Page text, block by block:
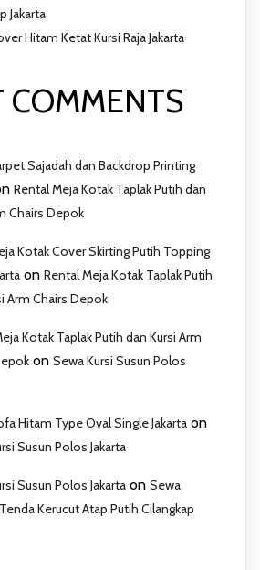
Jakarta
Hitam Ketat Kursi Raja Jakarta
COMMENTS
Sajadah dan Backdrop Printing
Rental Meja Kotak Taplak Putih dan
Chairs Depok
Kotak Cover Skirting Putih Topping
on Rental Meja Kotak Taplak Putih
Arm Chairs Depok
Kotak Taplak Putih dan Kursi Arm
on Sewa Kursi Susun Polos
Hitam Type Oval Single Jakarta on
Susun Polos Jakarta
Susun Polos Jakarta on Sewa
Kerucut Atap Putih Cilangkap